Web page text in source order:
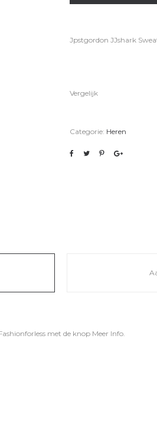
Jpstgordon JJshark
Vergelijk
Categorie: Heren
met de knop Meer Info.